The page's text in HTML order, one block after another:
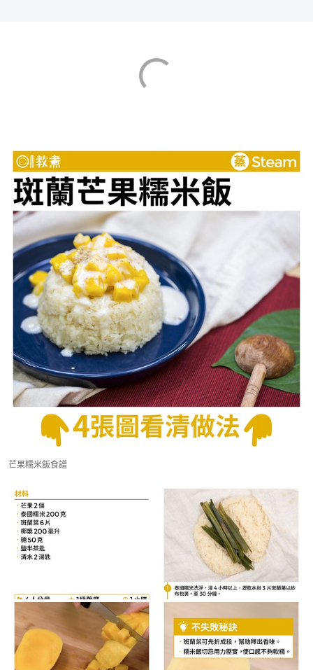
芒果糯米飯食譜